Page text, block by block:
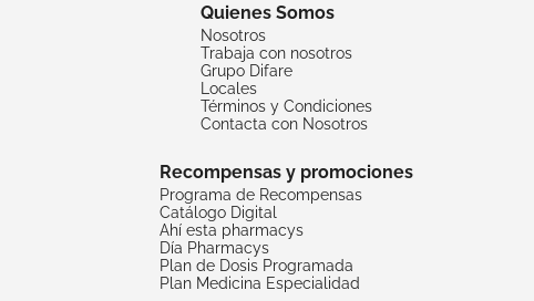
Quienes Somos
Nosotros
Trabaja con nosotros
Grupo Difare
Locales
Términos y Condiciones
Contacta con Nosotros
Recompensas y promociones
Programa de Recompensas
Catálogo Digital
Ahí esta pharmacys
Día Pharmacys
Plan de Dosis Programada
Plan Medicina Especialidad